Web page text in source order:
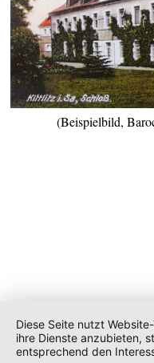
(Beispielbild,
Diese Seite nutzt
ihre Dienste anzubieten,
entsprechend den